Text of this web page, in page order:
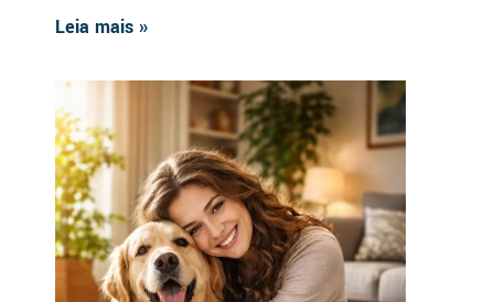
Leia mais »